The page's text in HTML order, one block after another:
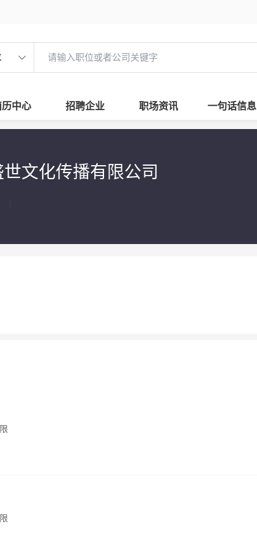
历中心 招聘企业 职场资讯 一句话信息
文化传播有限公司